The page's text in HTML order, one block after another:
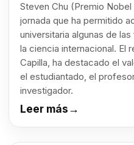
Steven Chu (Premio
jornada que ha permitido
universitaria algunas de
la ciencia internacional. El
Capilla, ha destacado el
el estudiantado, el
investigador.
Leer más→